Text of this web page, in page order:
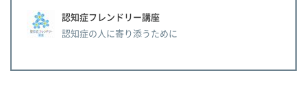
認知症フレンドリー講座
認知症の人に寄り添うために